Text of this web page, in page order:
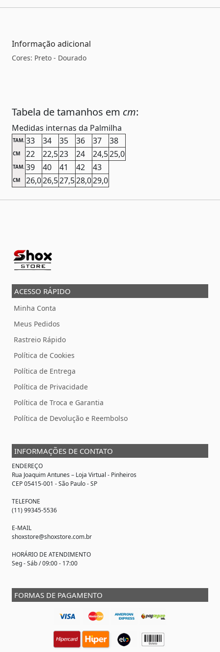
Informação adicional
Cores: Preto - Dourado
Tabela de tamanhos em cm:
Medidas internas da Palmilha
TAM. 33 34 35 36 37 38
CM 22 22,523 24 24,525,0
TAM. 39 40 41 42 43
CM 26,026,527,528,029,0
ACESSO RÁPIDO
Minha Conta
Meus Pedidos
Rastreio Rápido
Política de Cookies
Política de Entrega
Política de Privacidade
Política de Troca e Garantia
Política de Devolução e Reembolso
INFORMAÇÕES DE CONTATO
ENDEREÇO
Rua Joaquim Antunes – Loja Virtual - Pinheiros
CEP 05415-001 - São Paulo - SP
TELEFONE
(11) 99345-5536
E-MAIL
shoxstore@shoxstore.com.br
HORÁRIO DE ATENDIMENTO
Seg - Sáb / 09:00 - 17:00
FORMAS DE PAGAMENTO